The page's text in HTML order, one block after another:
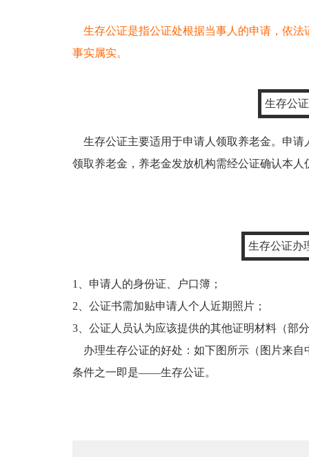
生存公证是指公证处根据当事人的申请，依法
事实属实。
生存公
生存公证主要适用于申请人领取养老金。申请
领取养老金，养老金发放机构需经公证确认本人
生存公证办
1、申请人的身份证、户口簿；
2、公证书需加贴申请人个人近期照片；
3、公证人员认为应该提供的其他证明材料（部
办理生存公证的好处：如下图所示（图片来自
条件之一即是——生存公证。